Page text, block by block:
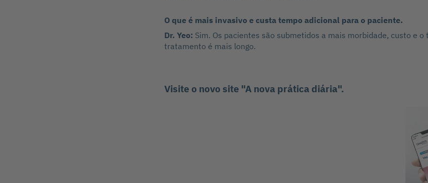
O que é mais invasivo e custa tempo adicional para o paciente.
Dr. Yeo: Sim. Os pacientes são submetidos a mais morbidade, custo e
tratamento é mais longo.
Visite o novo site "A nova prática diária".